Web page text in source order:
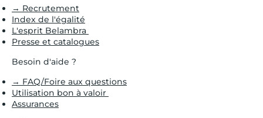
→ Recrutement
Index de l'égalité
L'esprit Belambra
Presse et catalogues
Besoin d'aide ?
→ FAQ/Foire aux questions
Utilisation bon à valoir
Assurances